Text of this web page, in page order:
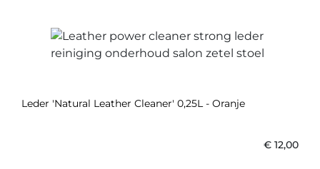
Leder 'Natural Leather Cleaner' 0,25L - Oranje
€ 12,00